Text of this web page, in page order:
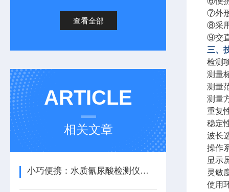
查看全部
ARTICLE
相关文章
小巧便携：水质氰尿酸检测仪的便捷之道
⑦外
⑧采
⑨交
三、
检测
测量
测量
测量
重复
稳定
波长
操作
显示
灵敏
使用